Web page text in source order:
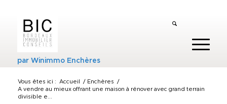
parWinimmo Enchères
Vous êtes ici : Accueil / Enchères
/
A vendre au mieux offrant une maison à rénover avec grand terrain
divisible e...